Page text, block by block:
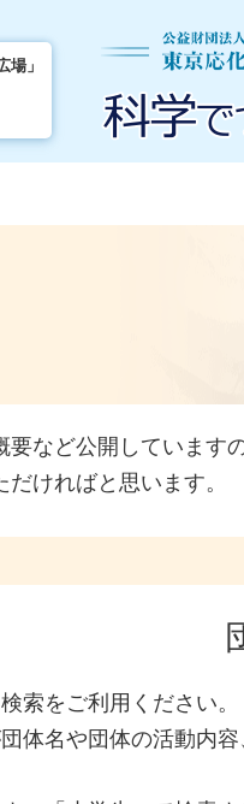
場」
など公開していま
ければと思います。
索をご利用ください。
体名や団体の活動内